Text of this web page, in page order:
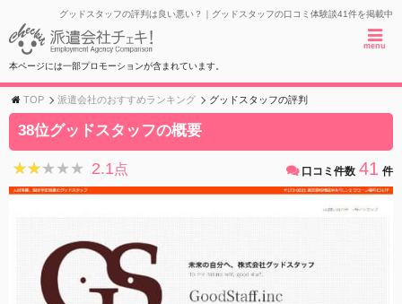
グッドスタッフの評判は良い悪い？｜グッドスタッフの口コミ体験談41件を掲載中
menu
本ページには一部プロモーションが含まれています。
TOP 派遣会社のおすすめランキング グッドスタッフの評判
38位グッドスタッフの概要
★★★★★
★★★★★ 2.1点 口コミ件数 41 件